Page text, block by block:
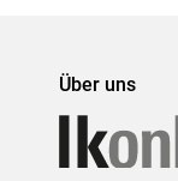
Über uns